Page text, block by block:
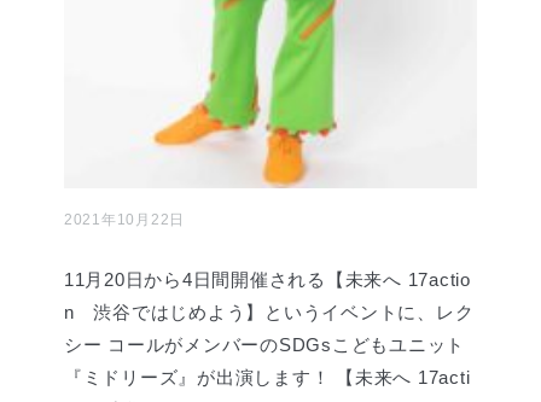
2021年10月22日
11月20日から4日間開催される【未来へ 17actio
n 渋谷ではじめよう】というイベントに、レク
シー コールがメンバーのSDGsこどもユニット
『ミドリーズ』が出演します！ 【未来へ 17acti